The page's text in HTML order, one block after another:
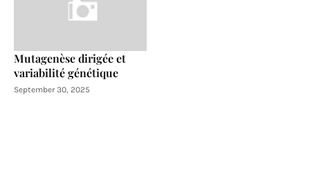
Mutagenèse dirigée et
variabilité génétique
September 30, 2025